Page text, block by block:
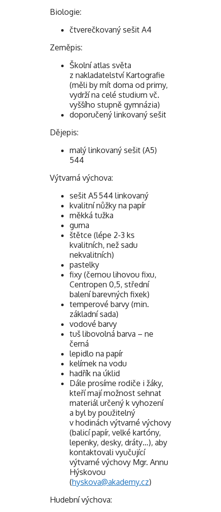
Biologie:
čtverečkovaný sešit A4
Zeměpis:
Školní atlas světa
z nakladatelství Kartografie
(měli by mít doma od primy,
vydrží na celé studium vč.
vyššího stupně gymnázia)
doporučený linkovaný sešit
Dějepis:
malý linkovaný sešit (A5)
544
Výtvarná výchova:
sešit A5 544 linkovaný
kvalitní nůžky na papír
měkká tužka
guma
štětce (lépe 2-3 ks
kvalitních, než sadu
nekvalitních)
pastelky
fixy (černou lihovou fixu,
Centropen 0,5, střední
balení barevných fixek)
temperové barvy (min.
základní sada)
vodové barvy
tuš libovolná barva – ne
černá
lepidlo na papír
kelímek na vodu
hadřík na úklid
Dále prosíme rodiče i žáky,
kteří mají možnost sehnat
materiál určený k vyhození
a byl by použitelný
v hodinách výtvarné výchovy
(balicí papír, velké kartóny,
lepenky, desky, dráty…), aby
kontaktovali vyučující
výtvarné výchovy Mgr. Annu
Hýskovou
(hyskova@akademy.cz)
Hudební výchova: